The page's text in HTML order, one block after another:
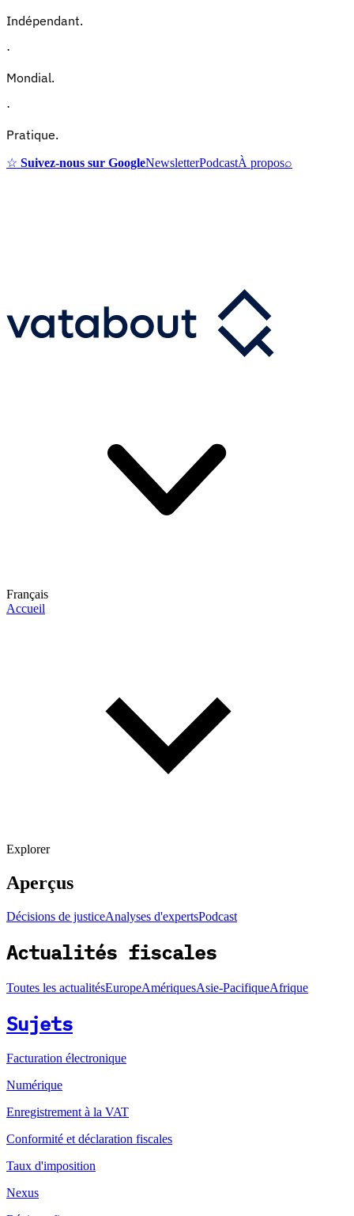
Indépendant.
·
Mondial.
·
Pratique.
☆ Suivez-nous sur GoogleNewsletterPodcastÀ propos⌕
Français
Accueil
Explorer
Aperçus
Décisions de justiceAnalyses d'expertsPodcast
Actualités fiscales
Toutes les actualitésEuropeAmériquesAsie-PacifiqueAfrique
Sujets
Facturation électronique
Numérique
Enregistrement à la VAT
Conformité et déclaration fiscales
Taux d'imposition
Nexus